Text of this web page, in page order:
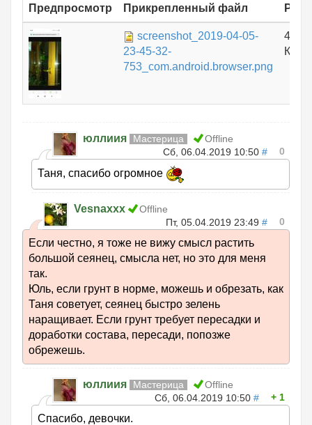
Предпросмотр
Прикрепленный файл
screenshot_2019-04-05-
23-45-32-
753_com.android.browser.png
КБ
юллиия Мастерица
Offline
Сб, 06.04.2019 10:50 # 0
Таня, спасибо огромное
Vesnaxxx
Offline
Пт, 05.04.2019 23:49 # 0
Если честно, я тоже не вижу смысл растить
большой сеянец, смысла нет, но это для меня
так.
Юль, если грунт в норме, можешь и обрезать, как
Таня советует, сеянец быстро зелень
наращивает. Если грунт требует пересадки и
доработки состава, пересади, попозже
обрежешь.
юллиия Мастерица
Offline
Сб, 06.04.2019 10:50 # 1
Спасибо, девочки.